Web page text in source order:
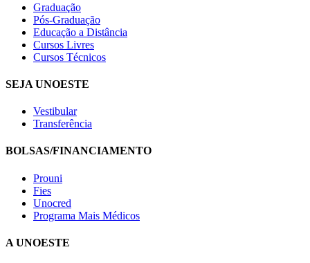
Graduação
Pós-Graduação
Educação a Distância
Cursos Livres
Cursos Técnicos
SEJA UNOESTE
Vestibular
Transferência
BOLSAS/FINANCIAMENTO
Prouni
Fies
Unocred
Programa Mais Médicos
A UNOESTE